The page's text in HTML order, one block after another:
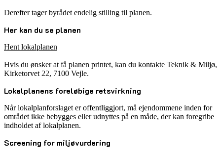
Derefter tager byrådet endelig stilling til planen.
Her kan du se planen
Hent lokalplanen
Hvis du ønsker at få planen printet, kan du kontakte Teknik & Miljø,
Kirketorvet 22, 7100 Vejle.
Lokalplanens foreløbige retsvirkning
Når lokalplanforslaget er offentliggjort, må ejendommene inden for
området ikke bebygges eller udnyttes på en måde, der kan foregribe
indholdet af lokalplanen.
Screening for miljøvurdering